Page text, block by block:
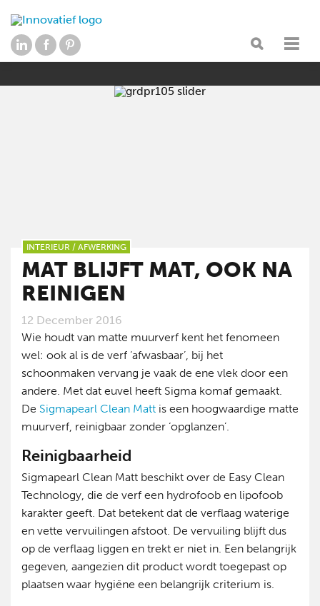
INTERIEUR / AFWERKING
MAT BLIJFT MAT, OOK NA
REINIGEN
12 December 2016
Wie houdt van matte muurverf kent het fenomeen
wel: ook al is de verf ‘afwasbaar’, bij het
schoonmaken vervang je vaak de ene vlek door een
andere. Met dat euvel heeft Sigma komaf gemaakt.
De Sigmapearl Clean Matt is een hoogwaardige matte
muurverf, reinigbaar zonder ‘opglanzen’.
Reinigbaarheid
Sigmapearl Clean Matt beschikt over de Easy Clean
Technology, die de verf een hydrofoob en lipofoob
karakter geeft. Dat betekent dat de verflaag waterige
en vette vervuilingen afstoot. De vervuiling blijft dus
op de verflaag liggen en trekt er niet in. Een belangrijk
gegeven, aangezien dit product wordt toegepast op
plaatsen waar hygiëne een belangrijk criterium is.